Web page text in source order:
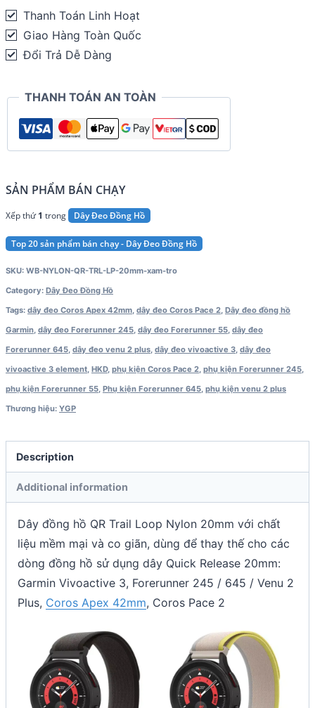
Nylon
20mm –
Garmin
Forerunner
245
645
Venu
2
Plus
/
Coros
Pace
Apex
Apex
42
quantity
Thanh Toán Linh Hoạt
Giao Hàng Toàn Quốc
Đổi Trả Dễ Dàng
THANH TOÁN AN TOÀN
SẢN PHẨM BÁN CHẠY
Xếp thứ1 trong Dây Đeo Đồng Hồ
Top 20 sản phẩm bán chạy - Dây Đeo Đồng Hồ
SKU: WB-NYLON-QR-TRL-LP-20mm-xam-tro
Category: Dây Đeo Đồng Hồ
Tags: dây đeo Coros Apex 42mm, dây đeo Coros Pace 2, Dây đeo đồng hồ
Garmin, dây đeo Forerunner 245, dây đeo Forerunner 55, dây đeo
Forerunner 645, dây đeo venu 2 plus, dây đeo vivoactive 3, dây đeo
vivoactive 3 element, HKD, phụ kiện Coros Pace 2, phụ kiện Forerunner 245,
phụ kiện Forerunner 55, Phụ kiện Forerunner 645, phụ kiện venu 2 plus
Thương hiệu: YGP
Description
Additional information
Dây đồng hồ QR Trail Loop Nylon 20mm với chất
liệu mềm mại và co giãn, dùng để thay thế cho các
dòng đồng hồ sử dụng dây Quick Release 20mm:
Garmin Vivoactive 3, Forerunner 245 / 645 / Venu 2
Plus, Coros Apex 42mm, Coros Pace 2